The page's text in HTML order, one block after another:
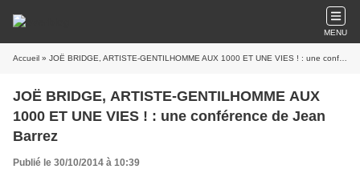
MENU
Accueil » JOË BRIDGE, ARTISTE-GENTILHOMME AUX 1000 ET UNE VIES ! : une conférence de Jean Barrez
JOË BRIDGE, ARTISTE-GENTILHOMME AUX
1000 ET UNE VIES ! : une conférence de Jean
Barrez
Publié le 30/10/2014 à 10:39